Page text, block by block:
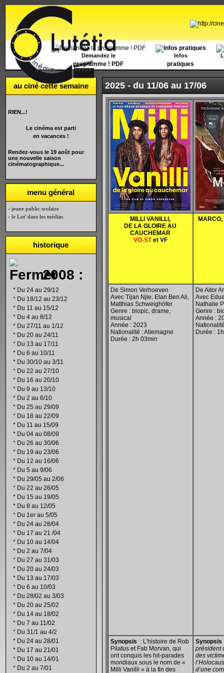
Accueil Demandez le
programme ! PDF
Infos
pratiques
au ciné cette semaine
RIEN...!
Le cinéma est parti
en vacances !
Rendez-vous le 19 août pour
une nouvelle saison
cinématographique...
menu général
- jeune public scolaire
- le Lut' dans les médias
historique
2008 :
* Du 24 au 29/12
* Du 18/12 au 23/12
* Du 11 au 15/12
* Du 4 au 8/12
* Du 27/11 au 1/12
* Du 20 au 24/11
* Du 13 au 17/11
* Du 6 au 10/11
* Du 30/10 au 3/11
* Du 22 au 27/10
* Du 16 au 20/10
* Du 9 au 13/10
* Du 2 au 6/10
* Du 25 au 29/09
* Du 18 au 22/09
* Du 11 au 15/09
* Du 04 au 08/09
* Du 26 au 30/06
* Du 19 au 23/06
* Du 12 au 16/06
* Du 5 au 9/06
* Du 29/05 au 2/06
* Du 22 au 26/05
* Du 15 au 19/05
* Du 8 au 12/05
* Du 1er au 5/05
* Du 24 au 28/04
* Du 17 au 21 /04
* Du 10 au 14/04
* Du 2 au 7/04
* Du 27 au 31/03
* Du 20 au 24/03
* Du 13 au 17/03
* Du 6 au 10/03
* Du 28/02 au 3/03
* Du 20 au 25/02
* Du 14 au 18/02
* Du 7 au 11/02
* Du 31/1 au 4/2
* Du 24 au 28/01
* Du 17 au 21/01
* Du 10 au 14/01
* Du 2 au 7/01
2025 - du 11/06 au 17/06
MILLI VANILLI,
DE LA GLOIRE AU
CAUCHEMAR
VO-STet VF
MARCO,
De Simon Verhoeven
Avec Tijan Njie, Elan Ben Ali,
Matthias Schweighöfer
Genre : biopic, drame,
musical
Année : 2023
Nationalité : Allemagne
Durée : 2h 03min
De Aitor
Avec
Nathalie
Genre :
Année :
Durée :
Synopsis : L'histoire de Rob
Pilatus et Fab Morvan, qui
ont conquis les hit-parades
mondiaux sous le nom de «
Milli Vanilli » à la fin des
Synopsis
président
des
d’une